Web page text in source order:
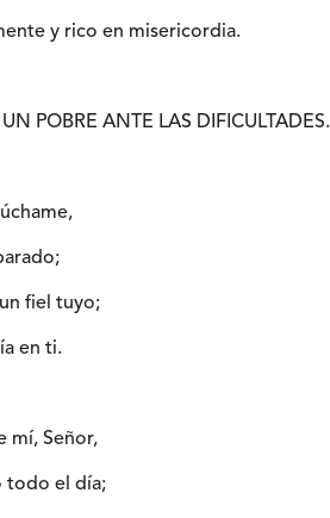
y rico en misericordia.
POBRE ANTE LAS DIFICULTADES.
fiel tuyo;
en ti.
mí, Señor,
todo el día;